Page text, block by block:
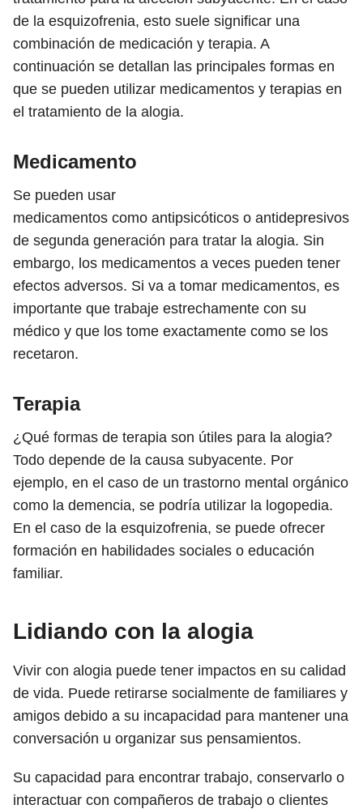
de la esquizofrenia, esto suele significar una
combinación de medicación y terapia. A
continuación se detallan las principales formas en
que se pueden utilizar medicamentos y terapias en
el tratamiento de la alogia.
Medicamento
Se pueden usar
medicamentos como antipsicóticos o antidepresivos
de segunda generación para tratar la alogia. Sin
embargo, los medicamentos a veces pueden tener
efectos adversos. Si va a tomar medicamentos, es
importante que trabaje estrechamente con su
médico y que los tome exactamente como se los
recetaron.
Terapia
¿Qué formas de terapia son útiles para la alogia?
Todo depende de la causa subyacente. Por
ejemplo, en el caso de un trastorno mental orgánico
como la demencia, se podría utilizar la logopedia.
En el caso de la esquizofrenia, se puede ofrecer
formación en habilidades sociales o educación
familiar.
Lidiando con la alogia
Vivir con alogia puede tener impactos en su calidad
de vida. Puede retirarse socialmente de familiares y
amigos debido a su incapacidad para mantener una
conversación u organizar sus pensamientos.
Su capacidad para encontrar trabajo, conservarlo o
interactuar con compañeros de trabajo o clientes